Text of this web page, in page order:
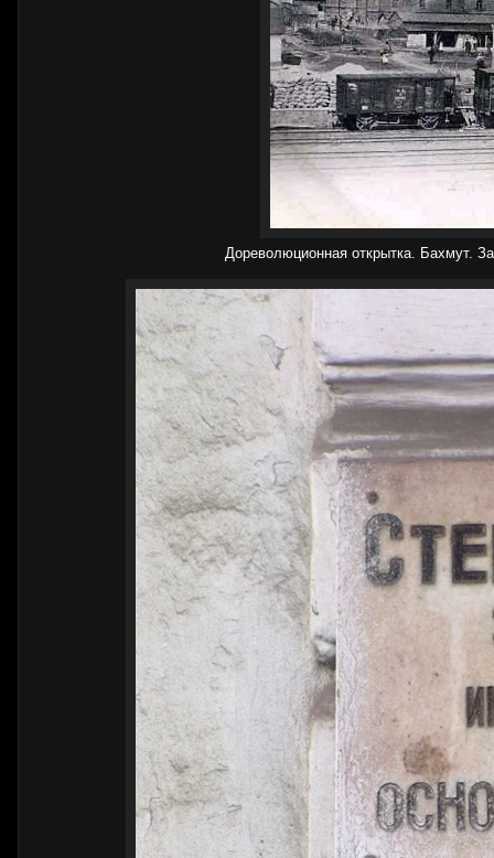
Дореволюционная открытка. Бахмут.